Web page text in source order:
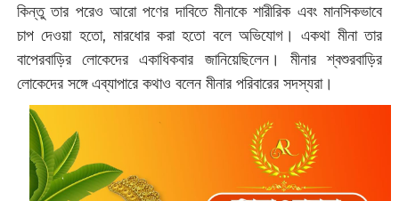
কিন্তু তার পরেও আরো পণের দাবিতে মীনাকে শারীরিক এবং মানসিকভাবে
চাপ দেওয়া হতো, মারধোর করা হতো বলে অভিযোগ। একথা মীনা তার
বাপেরবাড়ির লোকেদের একাধিকবার জানিয়েছিলেন। মীনার শ্বশুরবাড়ির
লোকেদের সঙ্গে এব্যাপারে কথাও বলেন মীনার পরিবারের সদস্যরা।